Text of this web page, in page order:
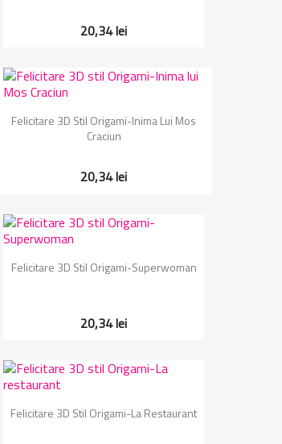
20,34 lei
Vizualizare rapida
Felicitare 3D Stil Origami-Inima Lui Mos
Craciun
20,34 lei
Vizualizare rapida
Felicitare 3D Stil Origami-Superwoman
20,34 lei
Vizualizare rapida
Felicitare 3D Stil Origami-La Restaurant